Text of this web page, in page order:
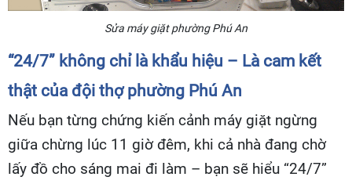
Sửa máy giặt phường Phú An
“24/7” không chỉ là khẩu hiệu – Là cam kết
thật của đội thợ phường Phú An
Nếu bạn từng chứng kiến cảnh máy giặt ngừng
giữa chừng lúc 11 giờ đêm, khi cả nhà đang chờ
lấy đồ cho sáng mai đi làm – bạn sẽ hiểu “24/7”